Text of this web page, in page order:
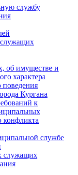
службу
об имуществе и
характера
поведения
Кургана
к
конфликта
службе
служащих